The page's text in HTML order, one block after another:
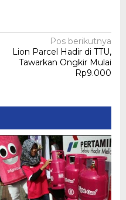
Pos berikutnya
Lion Parcel Hadir di TTU,
Tawarkan Ongkir Mulai
Rp9.000